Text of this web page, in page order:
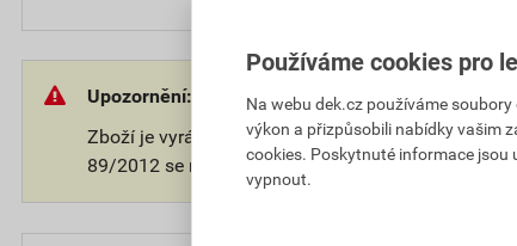
Upozornění:
Zboží je vyráběno na přání zákazníka. V souladu
89/2012 se na takové zboží nevztahuje 14-ti denní
Používáme cookies pro
Na webu dek.cz používáme
výkon a přizpůsobili nabídky vašim
cookies. Poskytnuté informace jsou
vypnout.